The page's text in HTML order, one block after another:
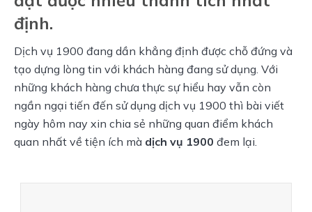
định.
Dịch vụ 1900 đang dần khẳng định được chỗ đứng và
tạo dựng lòng tin với khách hàng đang sử dụng. Với
những khách hàng chưa thực sự hiểu hay vẫn còn
ngần ngại tiến đến sử dụng dịch vụ 1900 thì bài viết
ngày hôm nay xin chia sẻ những quan điểm khách
quan nhất về tiện ích mà dịch vụ 1900 đem lại.